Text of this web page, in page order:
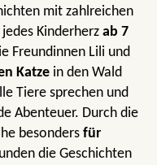
mit zahlreichen
Kinderherz ab 7
Freundinnen Lili und
Katze in den Wald
Tiere sprechen und
Abenteuer. Durch die
besonders für
die Geschichten